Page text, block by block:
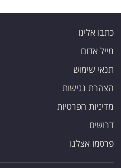
כתבו אלינו
מייל אדום
תנאי שימוש
הצהרת נגישות
מדיניות הפרטיות
דרושים
פרסמו אצלנו